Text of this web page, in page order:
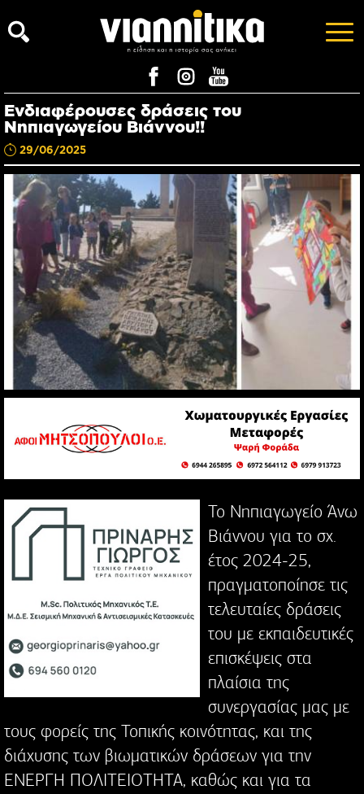
Ενδιαφέρουσες δράσεις του
Νηπιαγωγείου Βιάννου!!
29/06/2025
Το Νηπιαγωγείο Άνω
Βιάννου για το σχ.
έτος 2024-25,
πραγματοποίησε τις
τελευταίες δράσεις
του με εκπαιδευτικές
επισκέψεις στα
πλαίσια της
συνεργασίας μας με
τους φορείς της Τοπικής κοινότητας, και της
διάχυσης των βιωματικών δράσεων για την
ΕΝΕΡΓΗ ΠΟΛΙΤΕΙΟΤΗΤΑ, καθώς και για τα